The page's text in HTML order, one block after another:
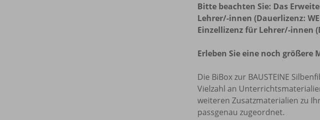
Bitte beachten Sie: Das
Lehrer/-innen (Dauerlizenz:
Einzellizenz für Lehrer/-innen
Erleben Sie eine noch
Die BiBox zur BAUSTEINE
Vielzahl an
weiteren Zusatzmaterialien zu
passgenau zugeordnet.